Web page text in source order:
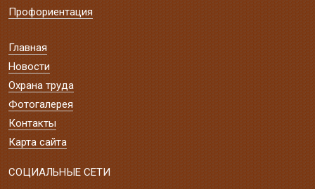
Профориентация
Главная
Новости
Охрана труда
Фотогалерея
Контакты
Карта сайта
СОЦИАЛЬНЫЕ СЕТИ